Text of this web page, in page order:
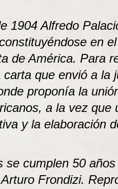
1904 Alfredo
en
de América. Para
que envió a la
proponía la
a la vez que
y la elaboración
se cumplen 50
Frondizi.